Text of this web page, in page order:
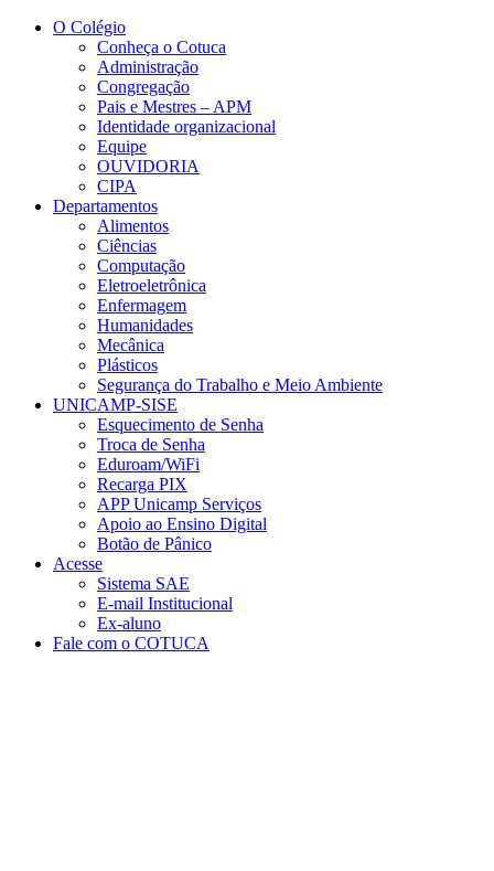
Conteúdo principal
O Colégio
Conheça o Cotuca
Administração
Congregação
Pais e Mestres – APM
Identidade organizacional
Equipe
OUVIDORIA
CIPA
Departamentos
Alimentos
Ciências
Computação
Eletroeletrônica
Enfermagem
Humanidades
Mecânica
Plásticos
Segurança do Trabalho e Meio Ambiente
UNICAMP-SISE
Esquecimento de Senha
Troca de Senha
Eduroam/WiFi
Recarga PIX
APP Unicamp Serviços
Apoio ao Ensino Digital
Botão de Pânico
Acesse
Sistema SAE
E-mail Institucional
Ex-aluno
Fale com o COTUCA